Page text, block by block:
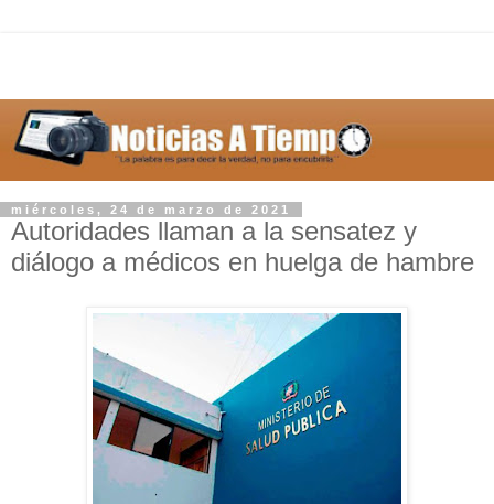
miércoles, 24 de marzo de 2021
Autoridades llaman a la sensatez y
diálogo a médicos en huelga de hambre